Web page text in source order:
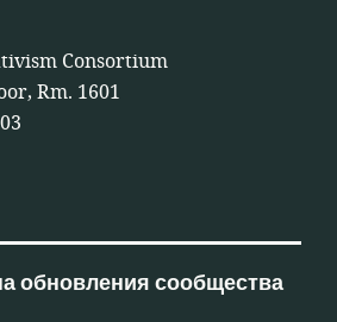
Consortium
Rm. 1601
обновления сообщества